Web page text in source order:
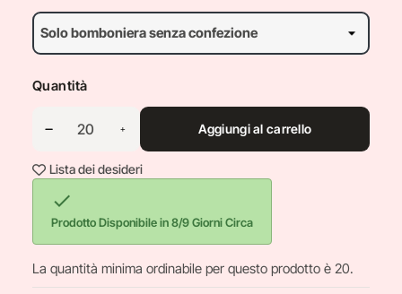
Quantità
Aggiungi al carrello
Lista dei desideri

Prodotto Disponibile in 8/9 Giorni Circa
La quantità minima ordinabile per questo prodotto è 20.